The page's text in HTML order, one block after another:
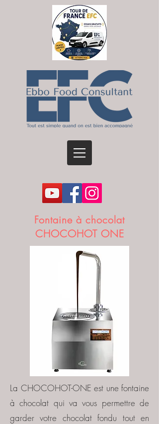
Fontaine à chocolat
CHOCOHOT ONE
La CHOCOHOT-ONE est une fontaine
à chocolat qui va vous permettre de
garder votre chocolat fondu tout en